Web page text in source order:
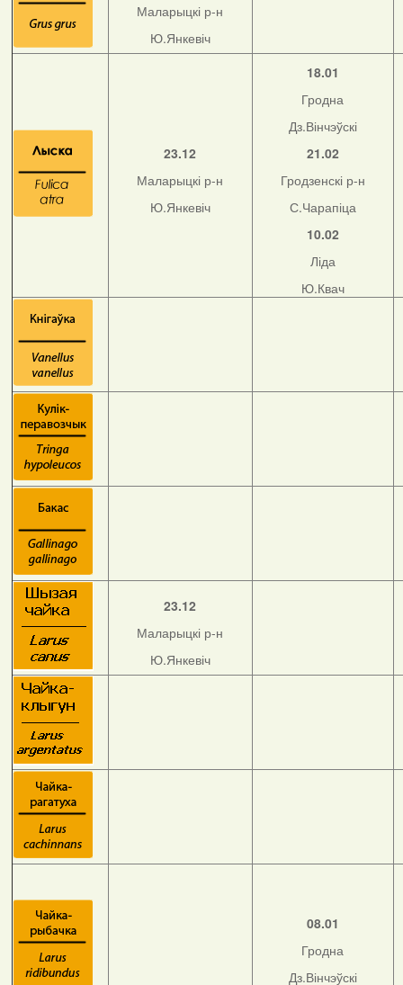
Маларыцкі р-н
Ю.Янкевіч
23.12
Маларыцкі р-н
Ю.Янкевіч
18.01
Гродна
Дз.Вінчэўскі
21.02
Гродзенскі р-н
С.Чарапіца
10.02
Ліда
Ю.Квач
23.12
Маларыцкі р-н
Ю.Янкевіч
08.01
Гродна
Дз.Вінчэўскі